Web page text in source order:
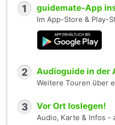
1 guidemate-App
Im App-Store & Play-
2 Audioguide in der
Weitere Touren über
3 Vor Ort loslegen!
Audio, Karte & Infos -